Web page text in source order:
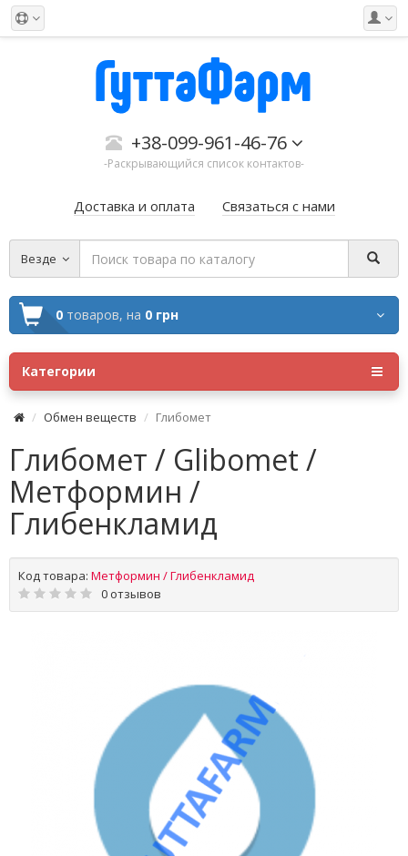
+38-099-961-46-76
-Раскрывающийся список контактов-
Доставка и оплата Связаться с нами
Везде
0 товаров, на 0 грн
Категории
Обмен веществ Глибомет
Глибомет / Glibomet /
Метформин /
Глибенкламид
Код товара: Метформин / Глибенкламид
0 отзывов